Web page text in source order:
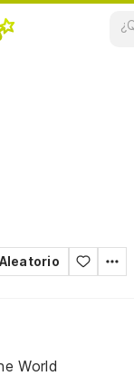
Aleatorio
World